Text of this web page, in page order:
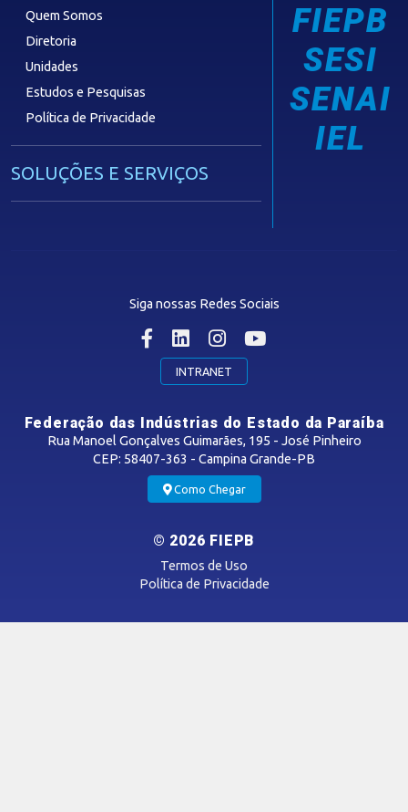
Quem Somos
Diretoria
Unidades
Estudos e Pesquisas
Política de Privacidade
SOLUÇÕES E SERVIÇOS
CONTRIBUIÇÃO SINDICAL
SAC
FIEPB
SESI
SENAI
IEL
Siga nossas Redes Sociais
INTRANET
Federação das Indústrias do Estado da Paraíba
Rua Manoel Gonçalves Guimarães, 195 - José Pinheiro
CEP: 58407-363 - Campina Grande-PB
Como Chegar
© 2026 FIEPB
Termos de Uso
Política de Privacidade